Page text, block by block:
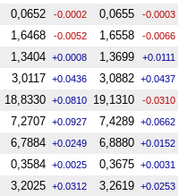
0,0652 -0.0002 0,0655 -0.0003
1,6468 -0.0052 1,6558 -0.0066
1,3404 +0.0008 1,3699 +0.0111
3,0117 +0.0436 3,0882 +0.0437
18,8330 +0.0810 19,1310 -0.0310
7,2707 +0.0927 7,4289 +0.0662
6,7884 +0.0249 6,8880 +0.0152
0,3584 +0.0025 0,3675 +0.0031
3,2025 +0.0312 3,2619 +0.0253